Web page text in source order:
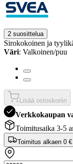
2 suosittelua
Sirokokoinen ja
Väri: Valkoinen/puu
Lisää ostoskoriin
Verkkokaupan
Toimitusaika 3-5
Toimitus alkaen 0 €